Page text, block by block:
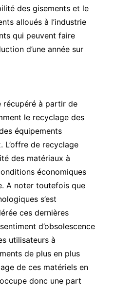
des gisements et le
alloués à l’industrie
qui peuvent faire
d’une année sur
récupéré à partir de
le recyclage des
équipements
L’offre de recyclage
des matériaux à
économiques
A noter toutefois que
s’est
ces dernières
d’obsolescence
utilisateurs à
de plus en plus
de ces matériels en
donc une part